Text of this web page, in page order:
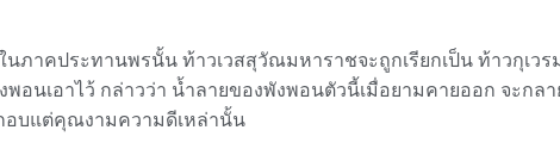
คประทานพรนั้น ท้าวเวสสุวัณมหาราชจะถูกเรียกเป็น ท้าวกุเวร
พอนเอาไว้ กล่าวว่า น้ำลายของพังพอนตัวนี้เมื่อยามคายออก จะกล
อบแต่คุณงามความดีเหล่านั้น